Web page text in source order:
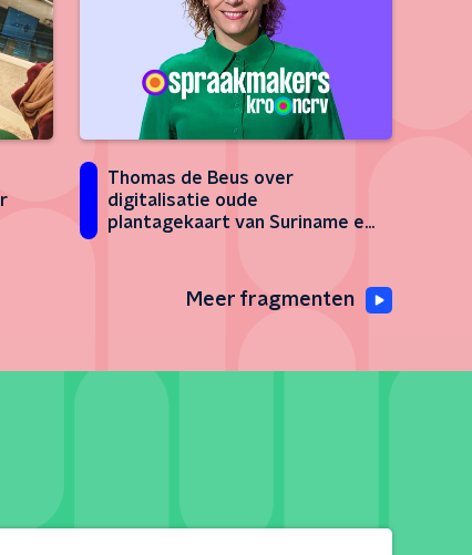
Thomas de Beus over
digitalisatie oude
plantagekaart van Suriname en
Meer fragmenten